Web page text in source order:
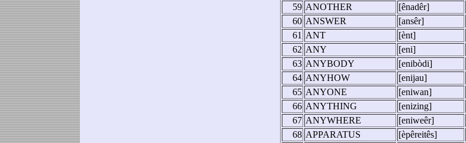
59 ANOTHER [ênadêr]
60 ANSWER [ansêr]
61 ANT [ènt]
62 ANY [eni]
63 ANYBODY [enibòdi]
64 ANYHOW [enijau]
65 ANYONE [eniwan]
66 ANYTHING [enizing]
67 ANYWHERE [eniweêr]
68 APPARATUS [èpêreitês]